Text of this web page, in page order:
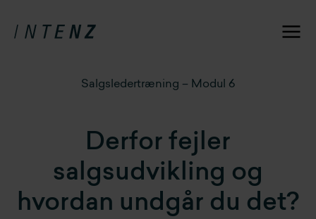
Salgsledertræning – Modul 6
Derfor fejler
salgsudvikling og
hvordan undgår du det?